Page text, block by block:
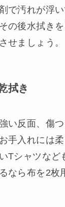
で汚れが浮
の後水拭き
せましょう。
拭き
い反面、傷
手入れには
Tシャツなど
なら布を2枚